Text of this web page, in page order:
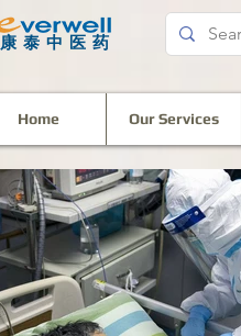
​康泰中医药
Home Our Services